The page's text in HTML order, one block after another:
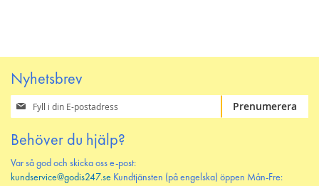
Nyhetsbrev
Prenumerera
på
nyhetsbrev
Prenumerera
Behöver du hjälp?
Var så god och skicka oss e-post:
kundservice@godis247.se Kundtjänsten (på engelska) öppen Mån-Fre: